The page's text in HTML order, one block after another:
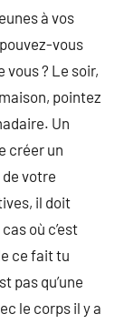
à vos
vous
? Le soir,
pointez
Un
créer un
votre
il doit
où c’est
ce fait tu
pas qu’une
le corps il y a